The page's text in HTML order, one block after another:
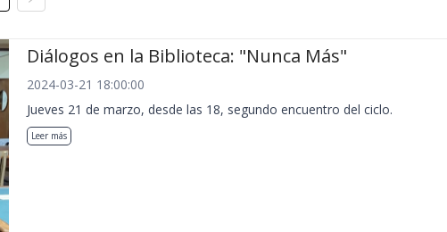
Diálogos en la Biblioteca: "Nunca Más"
2024-03-21 18:00:00
Jueves 21 de marzo, desde las 18, segundo encuentro del ciclo.
Leer más